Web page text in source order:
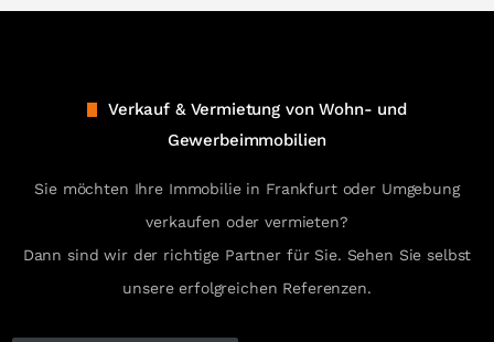
Verkauf & Vermietung von Wohn- und
Gewerbeimmobilien
Sie möchten Ihre Immobilie in Frankfurt oder Umgebung
verkaufen oder vermieten?
Dann sind wir der richtige Partner für Sie. Sehen Sie selbst
unsere erfolgreichen Referenzen.